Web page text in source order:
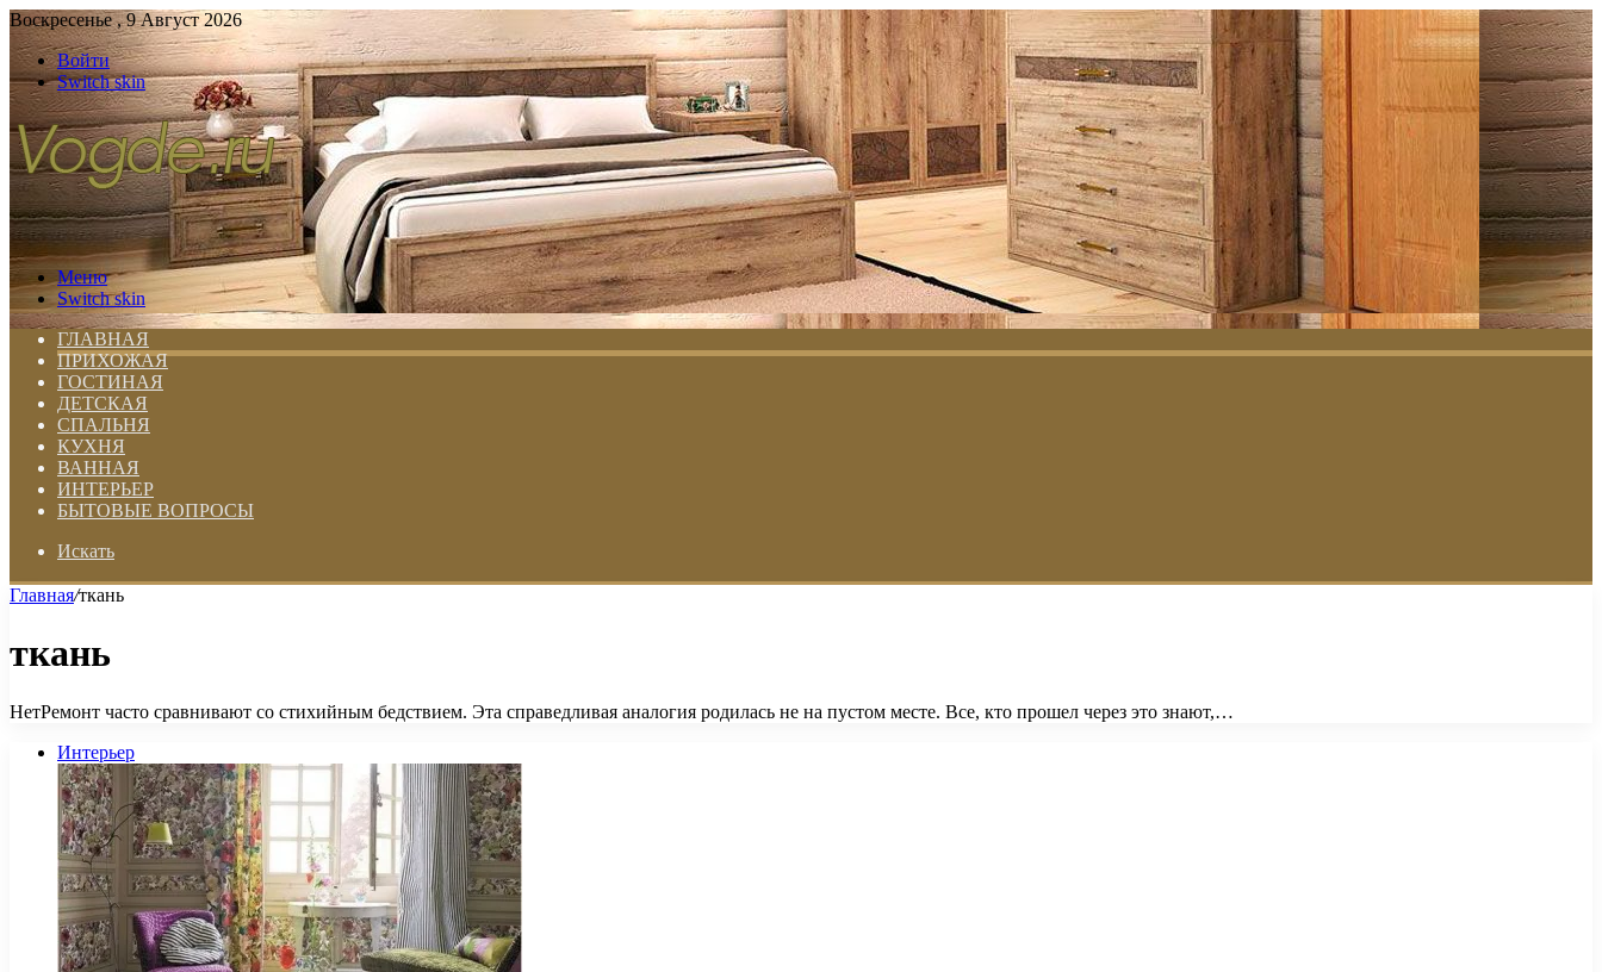
Воскресенье , 9 Август 2026
Войти
Switch skin
Меню
Switch skin
ГЛАВНАЯ
ПРИХОЖАЯ
ГОСТИНАЯ
ДЕТСКАЯ
СПАЛЬНЯ
КУХНЯ
ВАННАЯ
ИНТЕРЬЕР
БЫТОВЫЕ ВОПРОСЫ
Искать
Главная/ткань
ткань
НетРемонт часто сравнивают со стихийным бедствием. Эта справедливая аналогия родилась не на пустом месте. Все, кто прошел через это знают,…
Интерьер